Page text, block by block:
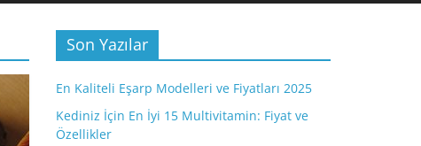
Son Yazılar
En Kaliteli Eşarp Modelleri ve Fiyatları 2025
Kediniz İçin En İyi 15 Multivitamin: Fiyat ve
Özellikler